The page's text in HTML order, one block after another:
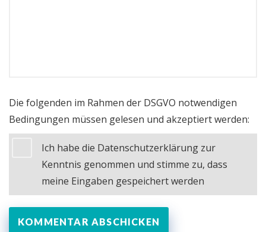
Die folgenden im Rahmen der DSGVO notwendigen
Bedingungen müssen gelesen und akzeptiert werden:
Ich habe die Datenschutzerklärung zur
Kenntnis genommen und stimme zu, dass
meine Eingaben gespeichert werden